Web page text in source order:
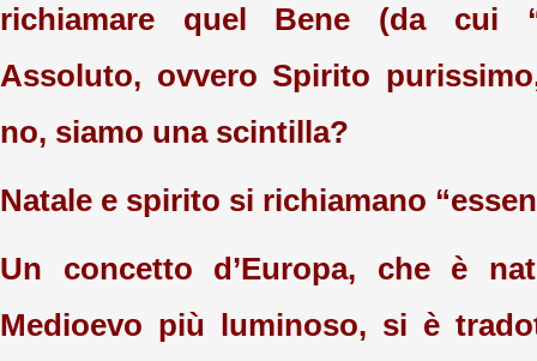
richiamare quel Bene (da cui
Assoluto, ovvero Spirito
no, siamo una scintilla?
Natale e spirito si richiamano
Un concetto d’Europa, che è
Medioevo più luminoso, si è